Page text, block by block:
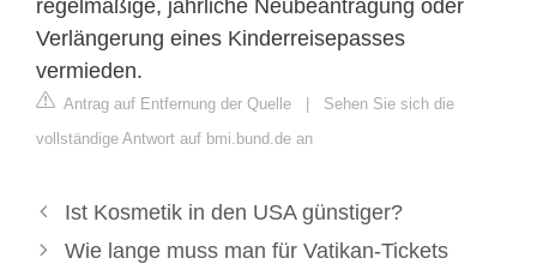
regelmäßige, jährliche Neubeantragung oder
Verlängerung eines Kinderreisepasses
vermieden.
Antrag auf Entfernung der Quelle | Sehen Sie sich die
vollständige Antwort auf bmi.bund.de an
Ist Kosmetik in den USA günstiger?
Wie lange muss man für Vatikan-Tickets